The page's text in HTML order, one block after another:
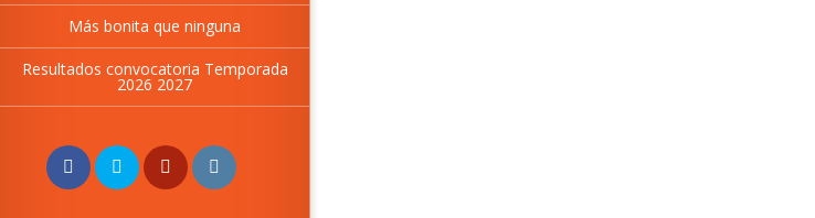
Más bonita que ninguna
Resultados convocatoria Temporada
2026 2027